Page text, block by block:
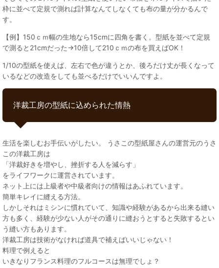
枠に並べて定規で測れば計算なんてしなくても布の量が分かるんで
す。
【例】150ｃｍ幅の生地なら15cmに四角を書く。型紙を並べて定規
で測ると21cmだった→10倍して210ｃｍの布を買えばOK！
1/10の型紙を使えば、左右で色が違うとか、後ろだけ丈が長くなって
いるなどの改造をしても並べるだけでいいんですよ。
洋裁工房の型紙に込められた情熱
生活を楽しむお手伝いがしたい。 うさこの型紙屋さんの運営元のうさ
この洋裁工房は
「洋裁好きを増やし、挫折する人を減らす」
をライフワークに運営されています。
ネット上には上級者や中級者向けの情報はあふれています。
簡単キレイに縫える方法。
しかしそれはミシンに慣れていて、知識や経験があるから出来る縫い
方も多く、経験が少ない人がその通りに縫おうとすると失敗するとい
う縫い方もあります。
洋裁工房は技術がなければ道具で補えばいいじゃない！
料理で例えると
いきなりフランス料理のフルコースは無理でしょ？